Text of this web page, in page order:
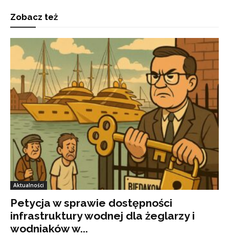
Zobacz też
Aktualności
Petycja w sprawie dostępności
infrastruktury wodnej dla żeglarzy i
wodniaków w...